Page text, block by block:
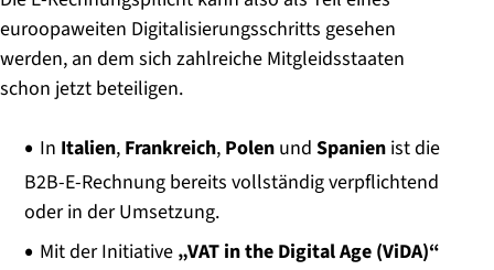
euroopaweiten Digitalisierungsschritts gesehen
werden, an dem sich zahlreiche Mitgleidsstaaten
schon jetzt beteiligen.
In Italien, Frankreich, Polen undSpanien ist die
B2B-E-Rechnung bereits vollständig verpflichtend
oder in der Umsetzung.
Mit der Initiative „VAT in the Digital Age (ViDA)“